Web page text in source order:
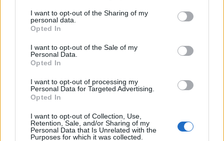
I want to opt-out of the Sharing of my
personal data.
Opted In
I want to opt-out of the Sale of my
Personal Data.
Opted In
I want to opt-out of processing my
Personal Data for Targeted Advertising.
Opted In
I want to opt-out of Collection, Use,
Retention, Sale, and/or Sharing of my
Personal Data that Is Unrelated with the
Purposes for which it was collected.
Εγγραφή στο Newsletter
Σημαντικά νέα για την υγεία στο mail σας καθημερινά